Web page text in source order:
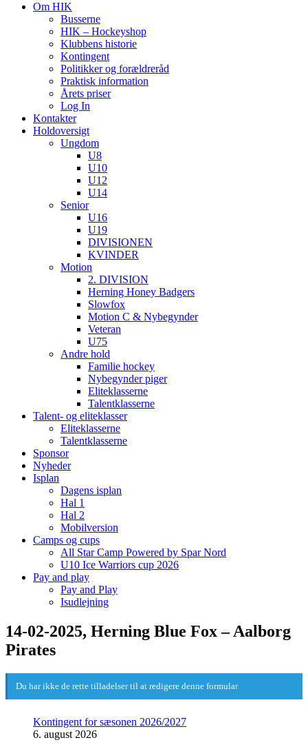
Om HIK
Busserne
HIK – Hockeyshop
Klubbens historie
Kontingent
Politikker og forældreråd
Praktisk information
Årets priser
Log In
Kontakter
Holdoversigt
Ungdom
U8
U10
U12
U14
Senior
U16
U19
DIVISIONEN
KVINDER
Motion
2. DIVISION
Herning Honey Badgers
Slowfox
Motion C & Nybegynder
Veteran
U75
Andre hold
Familie hockey
Nybegynder piger
Eliteklasserne
Talentklasserne
Talent- og eliteklasser
Eliteklasserne
Talentklasserne
Sponsor
Nyheder
Isplan
Dagens isplan
Hal 1
Hal 2
Mobilversion
Camps og cups
All Star Camp Powered by Spar Nord
U10 Ice Warriors cup 2026
Pay and play
Pay and Play
Isudlejning
14-02-2025, Herning Blue Fox – Aalborg
Pirates
Du har ikke de rette tilladelser til at redigere denne formular
Kontingent for sæsonen 2026/2027
6. august 2026